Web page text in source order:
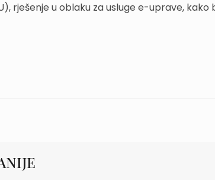
rješenje u oblaku za usluge e-uprave, kako